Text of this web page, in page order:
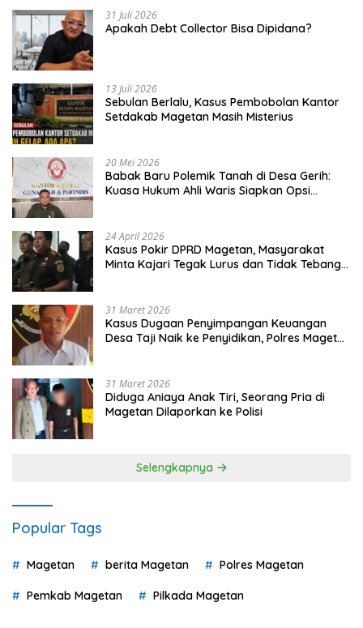
31 Juli 2026
Apakah Debt Collector Bisa Dipidana?
13 Juli 2026
Sebulan Berlalu, Kasus Pembobolan Kantor
Setdakab Magetan Masih Misterius
20 Mei 2026
Babak Baru Polemik Tanah di Desa Gerih:
Kuasa Hukum Ahli Waris Siapkan Opsi
24 April 2026
Kasus Pokir DPRD Magetan, Masyarakat
Minta Kajari Tegak Lurus dan Tidak Tebang
31 Maret 2026
Kasus Dugaan Penyimpangan Keuangan
Desa Taji Naik ke Penyidikan, Polres Magetan
31 Maret 2026
Diduga Aniaya Anak Tiri, Seorang Pria di
Magetan Dilaporkan ke Polisi
Selengkapnya
Popular Tags
Magetan berita Magetan Polres Magetan
Pemkab Magetan Pilkada Magetan